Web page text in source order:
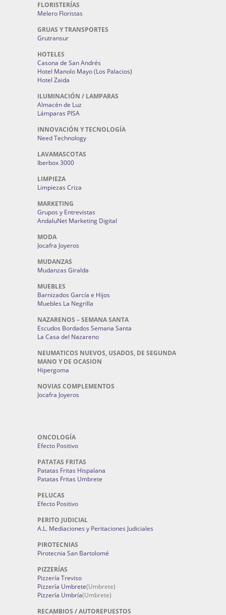
FLORISTERÍAS
Melero Floristas
GRUAS Y TRANSPORTES
Grutransur
HOTELES
Casona de San Andrés
Hotel Manolo Mayo (Los Palacios)
Hotel Zaida
ILUMINACIÓN / LAMPARAS
Almacén de Luz
Lámparas PISA
INNOVACIÓN Y TECNOLOGÍA
Need Technology
LAVAMASCOTAS
Iberbox 3000
LIMPIEZA
Limpiezas Criza
MARKETING
Grupos y Entrevistas
AndaluNet Marketing Digital
MODA
Jocafra Joyeros
MUDANZAS
Mudanzas Giralda
MUEBLES
Barnizados García e Hijos
Muebles La Negrilla
NAZARENOS – SEMANA SANTA
Escudos Bordados Semana Santa
La Casa del Nazareno
NEUMATICOS NUEVOS, USADOS, DE SEGUNDA
MANO Y DE OCASION
Hipergoma
NOVIAS COMPLEMENTOS
Jocafra Joyeros
ONCOLOGÍA
Efecto Positivo
PATATAS FRITAS
Patatas Fritas Hispalana
Patatas Fritas Umbrete
PELUCAS
Efecto Positivo
PERITO JUDICIAL
A.L. Mediaciones y Peritaciones Judiciales
PIROTECNIAS
Pirotecnia San Bartolomé
PIZZERÍAS
Pizzería Treviso
Pizzería Umbrete(Umbrete)
Pizzería Umbría(Umbrete)
RECAMBIOS / AUTOREPUESTOS